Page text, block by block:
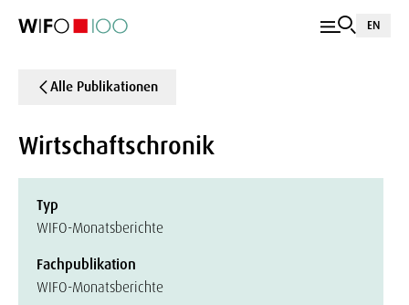
EN
Alle Publikationen
Wirtschaftschronik
Typ
WIFO-Monatsberichte
Fachpublikation
WIFO-Monatsberichte